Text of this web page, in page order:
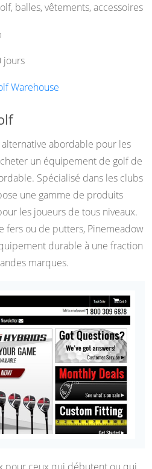
balles, vêtements, accessoires
jours
Warehouse
abordable pour les
un équipement de golf de
Spécialisé dans les clubs
une gamme de produits
les joueurs de tous niveaux.
fers ou de putters, Pinemeadow
durable à une fraction
marques.